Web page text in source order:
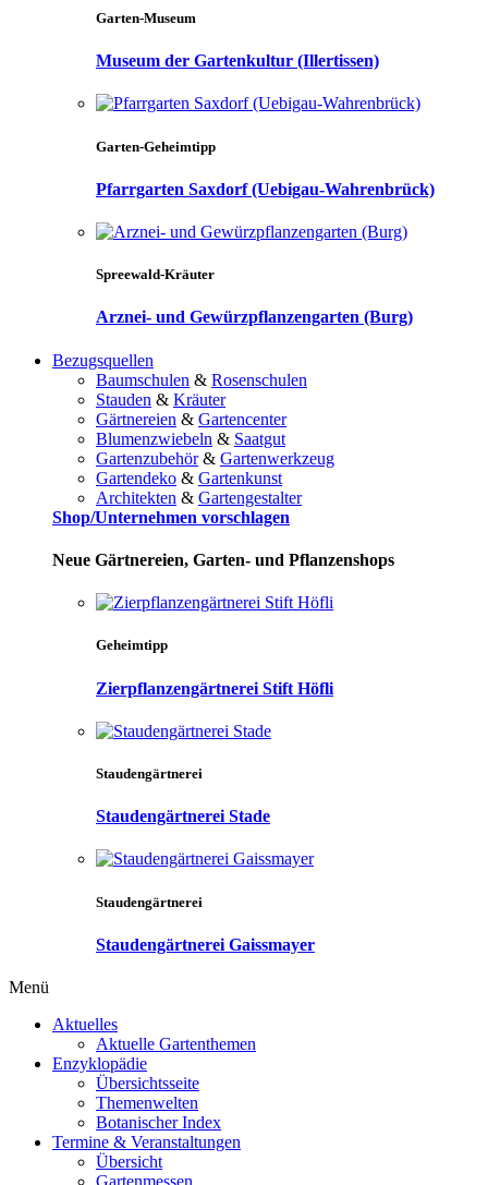
Garten-Museum
Museum der Gartenkultur (Illertissen)
Garten-Geheimtipp
Pfarrgarten Saxdorf (Uebigau-Wahrenbrück)
Spreewald-Kräuter
Arznei- und Gewürzpflanzengarten (Burg)
Bezugsquellen
Baumschulen & Rosenschulen
Stauden & Kräuter
Gärtnereien & Gartencenter
Blumenzwiebeln & Saatgut
Gartenzubehör& Gartenwerkzeug
Gartendeko & Gartenkunst
Architekten & Gartengestalter
Shop/Unternehmen vorschlagen
Neue Gärtnereien, Garten- und Pflanzenshops
Geheimtipp
Zierpflanzengärtnerei Stift Höfli
Staudengärtnerei
Staudengärtnerei Stade
Staudengärtnerei
Staudengärtnerei Gaissmayer
Menü
Aktuelles
Aktuelle Gartenthemen
Enzyklopädie
Übersichtsseite
Themenwelten
Botanischer Index
Termine & Veranstaltungen
Übersicht
Gartenmessen